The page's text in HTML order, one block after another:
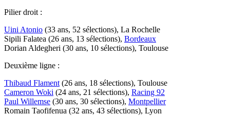
Pilier droit :
Uini Atonio (33 ans, 52 sélections), La Rochelle
Sipili Falatea (26 ans, 13 sélections), Bordeaux
Dorian Aldegheri (30 ans, 10 sélections), Toulouse
Deuxième ligne :
Thibaud Flament (26 ans, 18 sélections), Toulouse
Cameron Woki (24 ans, 21 sélections), Racing 92
Paul Willemse (30 ans, 30 sélections), Montpellier
Romain Taofifenua (32 ans, 43 sélections), Lyon